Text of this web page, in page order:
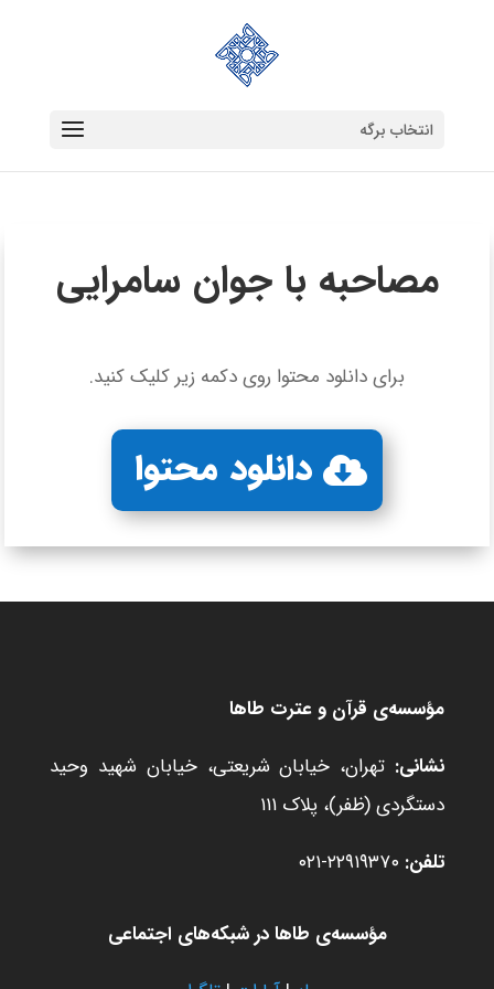
انتخاب برگه
مصاحبه با جوان سامرایی
برای دانلود محتوا روی دکمه زیر کلیک کنید.
دانلود محتوا
مؤسسه‌ی قرآن و عترت طاها
نشانی: تهران، خیابان شریعتی، خیابان شهید وحید
دستگردی (ظفر)، پلاک ۱۱۱
تلفن:
مؤسسه‌ی طاها در شبکه‌های اجتماعی